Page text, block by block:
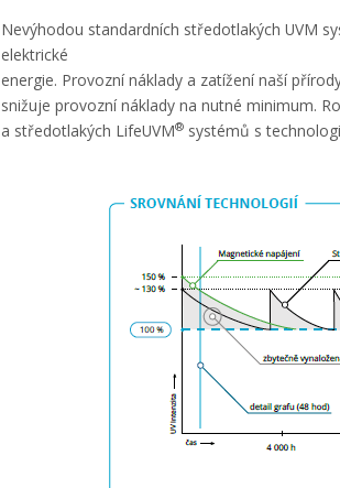
Nevýhodou standardních středotlakých UVM
elektrické
energie. Provozní náklady a zatížení naší
snižuje provozní náklady na nutné minimum.
a středotlakých LifeUVM®systémů s